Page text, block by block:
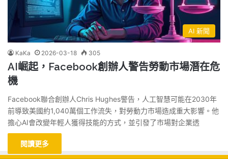
AI 新聞
KaKa 2026-03-18 305
AI崛起，Facebook創辦人警告勞動市場潛在危
機
Facebook聯合創辦人Chris Hughes警告，人工智慧可能在2030年
前導致美國約1,040萬個工作流失，對勞動力市場造成重大影響。他
擔心AI會改變年輕人獲得技能的方式，並引發了市場對企業透
閱讀更多